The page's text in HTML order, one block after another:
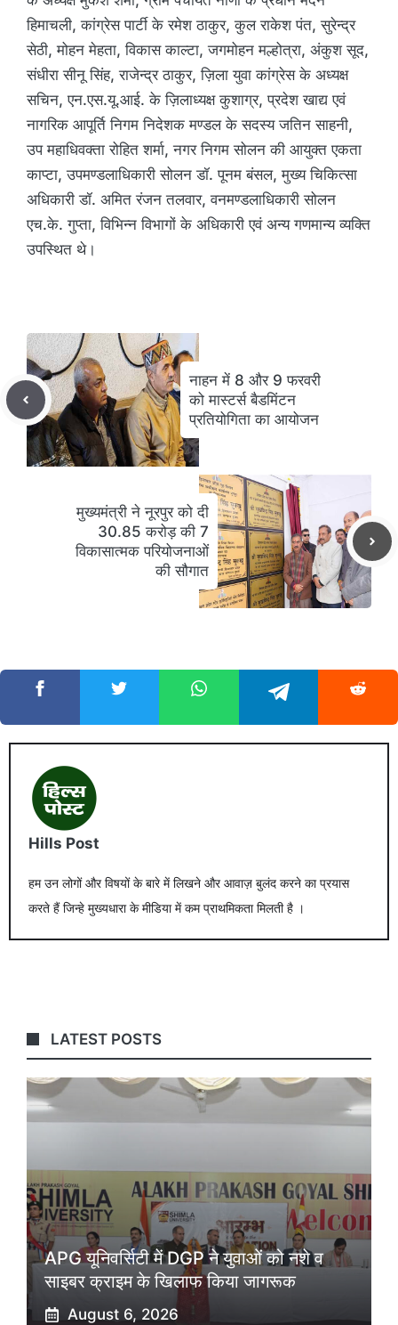
हिमाचली, कांग्रेस पार्टी के रमेश ठाकुर, कुल राकेश पंत, सुरेन्द्र
सेठी, मोहन मेहता, विकास काल्टा, जगमोहन मल्होत्रा, अंकुश सूद,
संधीरा सीनू सिंह, राजेन्द्र ठाकुर, ज़िला युवा कांग्रेस के अध्यक्ष
सचिन, एन.एस.यू.आई. के ज़िलाध्यक्ष कुशाग्र, प्रदेश खाद्य एवं
नागरिक आपूर्ति निगम निदेशक मण्डल के सदस्य जतिन साहनी,
उप महाधिवक्ता रोहित शर्मा, नगर निगम सोलन की आयुक्त एकता
काप्टा, उपमण्डलाधिकारी सोलन डॉ. पूनम बंसल, मुख्य चिकित्सा
अधिकारी डॉ. अमित रंजन तलवार, वनमण्डलाधिकारी सोलन
एच.के. गुप्ता, विभिन्न विभागों के अधिकारी एवं अन्य गणमान्य व्यक्ति
उपस्थित थे।
नाहन में 8 और 9 फरवरी
को मास्टर्स बैडमिंटन
प्रतियोगिता का आयोजन
मुख्यमंत्री ने नूरपुर को दी
30.85 करोड़ की 7
विकासात्मक परियोजनाओं
की सौगात
Hills Post
हम उन लोगों और विषयों के बारे में लिखने और आवाज़ बुलंद करने का प्रयास
करते हैं जिन्हे मुख्यधारा के मीडिया में कम प्राथमिकता मिलती है ।
LATEST POSTS
APG यूनिवर्सिटी में DGP ने युवाओं को नशे व
साइबर क्राइम के खिलाफ किया जागरूक
August 6, 2026